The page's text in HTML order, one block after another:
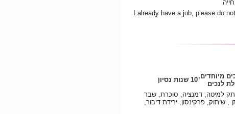
I already have a job, please do
מיוחדים,
לנכים
10 שנות נסיון
למיטה, דמנציה, סוכרת, שבר
שיתוק, פרקינסון, ירידת דיבור,